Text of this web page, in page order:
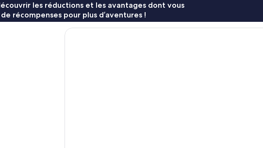
les réductions et les avantages dont vous
récompenses pour plus d’aventures !